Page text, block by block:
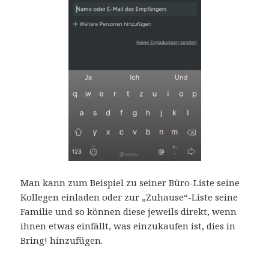
Man kann zum Beispiel zu seiner Büro-Liste seine
Kollegen einladen oder zur „Zuhause“-Liste seine
Familie und so können diese jeweils direkt, wenn
ihnen etwas einfällt, was einzukaufen ist, dies in
Bring! hinzufügen.